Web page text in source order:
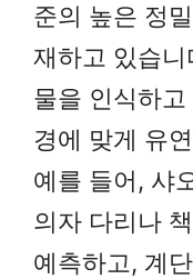
준의 높은 정
재하고 있습
물을 인식하
경에 맞게 유
예를 들어, 샤
의자 다리나
예측하고, 계